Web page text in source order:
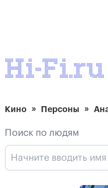
Кино Персоны
Поиск по людям